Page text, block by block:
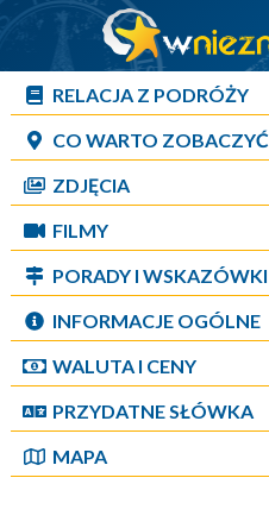
RELACJA Z PODRÓŻY
CO WARTO ZOBACZYĆ
ZDJĘCIA
FILMY
PORADY I WSKAZÓWKI
INFORMACJE OGÓLNE
WALUTA I CENY
PRZYDATNE SŁÓWKA
MAPA